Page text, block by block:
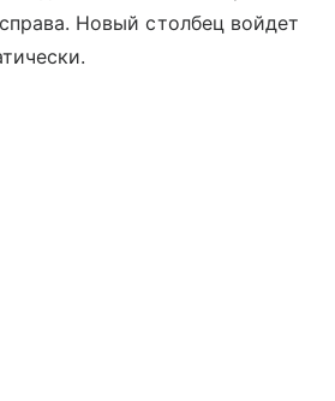
Новый столбец войдет